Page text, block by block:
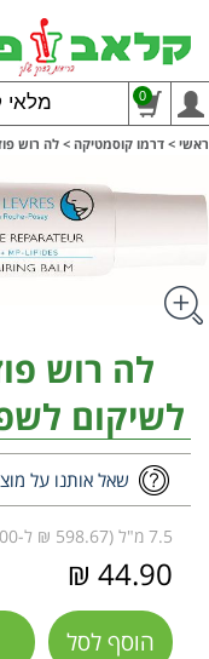
מלאי 0
ראשי > דרמו קוסמטיקה >לה רוש
לה רוש
לשיקום
שאל אותנו על
7.5 מ"ל (598.67 ₪ ל-100 מ"ל)
44.90 ₪
הוסף לסל